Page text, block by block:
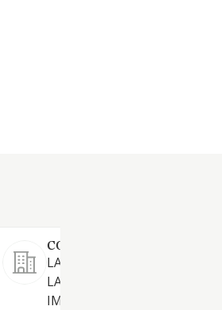
COPIVALLES SL
LA ACTIVIDAD DE
LA COMPRA, VENTA,
IMPORTACION,